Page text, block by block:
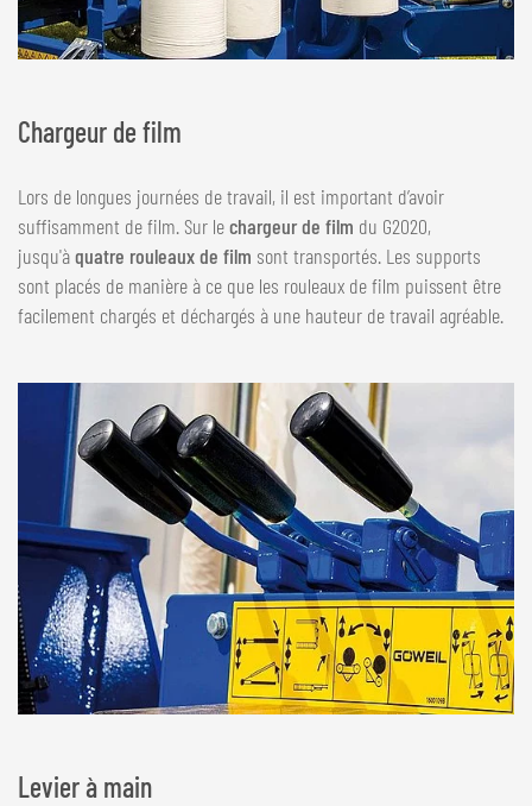
Chargeur de film
Lors de longues journées de travail, il est important d’avoir
suffisamment de film. Sur lechargeur de film du G2020,
jusqu'àquatre rouleaux de film sont transportés. Les supports
sont placés de manière à ce que les rouleaux de film puissent être
facilement chargés et déchargés à une hauteur de travail agréable.
Levier à main